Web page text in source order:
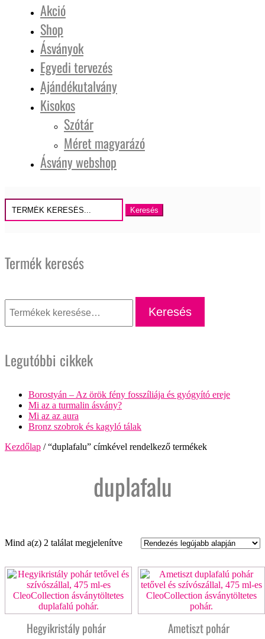
Akció
Shop
Ásványok
Egyedi tervezés
Ajándékutalvány
Kisokos
Szótár
Méret magyarázó
Ásvány webshop
Keresés
erre:
Kezdőlap / “duplafalu” címkével rendelkező termékek
duplafalu
Mind a(z) 2 találat megjelenítveSorted
Hegyikristály pohár Ametiszt pohár
Termék keresés
következőre:
Keresés
Legutóbbi cikkek
Borostyán – Az örök fény fosszíliája és gyógyító ereje
Mi az a turmalin ásvány?
Mi az az aura
Bronz szobrok és kagyló tálak